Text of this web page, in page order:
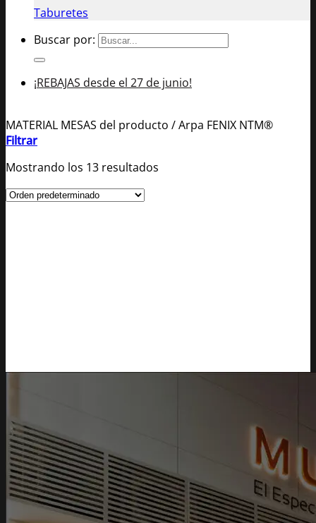
Taburetes
Buscar por:
¡REBAJAS desde el 27 de junio!
MATERIAL MESAS del producto /Arpa FENIX NTM®
Filtrar
Mostrando los 13 resultados